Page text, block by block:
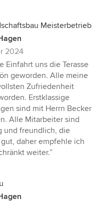
Meisterbetrieb
2024
Einfahrt uns die Terasse
geworden. Alle meine
Zufriedenheit
Erstklassige
sind mit Herrn Becker
Alle Mitarbeiter sind
und freundlich, die
daher empfehle ich
weiter.”